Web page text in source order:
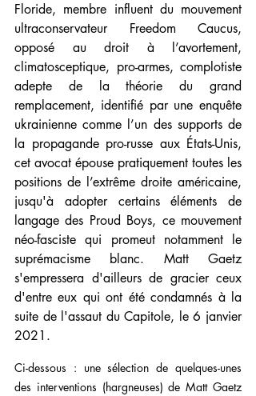
Floride, membre influent du mouvement
ultraconservateur Freedom Caucus,
opposé au droit à l’avortement,
climatosceptique, pro-armes, complotiste
adepte de la théorie du grand
remplacement, identifié par une enquête
ukrainienne comme l’un des supports de
la propagande pro-russe aux États-Unis,
cet avocat épouse pratiquement toutes les
positions de l’extrême droite américaine,
jusqu'à adopter certains éléments de
langage des Proud Boys, ce mouvement
néo-fasciste qui promeut notamment le
suprémacisme blanc. Matt Gaetz
s'empressera d'ailleurs de gracier ceux
d'entre eux qui ont été condamnés à la
suite de l'assaut du Capitole, le 6 janvier
2021.
Ci-dessous : une sélection de quelques-unes
des interventions (hargneuses) de Matt Gaetz